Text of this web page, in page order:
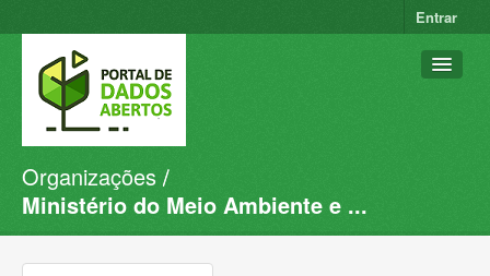
Entrar
Conjuntos de dados
Organizações
Organizações
Ministério do Meio Ambiente e ...